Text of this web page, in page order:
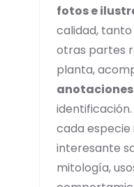
fotos e
calidad,
otras partes
planta,
cada
interesante
mitología,